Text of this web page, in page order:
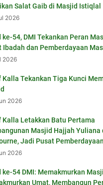
Salat Gaib di Masjid Istiqlal
2026
ke-54, DMI Tekankan Peran
Ibadah dan Pemberdayaan
2026
Kalla Tekankan Tiga Kunci
2026
Kalla Letakkan Batu Pertama
Masjid Hajjah Yuliana
Jadi Pusat
2026
ke-54 DMI: Memakmurkan
Umat, Membangun